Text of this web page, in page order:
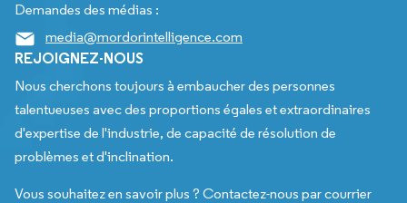
Demandes des médias :
media@mordorintelligence.com
REJOIGNEZ-NOUS
Nous cherchons toujours à embaucher des personnes
talentueuses avec des proportions égales et extraordinaires
d'expertise de l'industrie, de capacité de résolution de
problèmes et d'inclination.
Vous souhaitez en savoir plus ? Contactez-nous par courrier